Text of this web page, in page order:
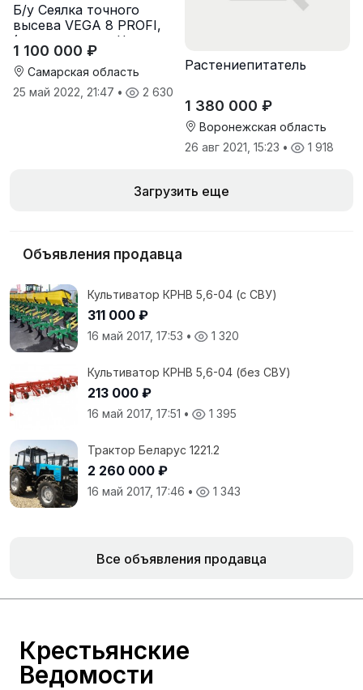
Б/у Сеялка точного
высева VEGA 8 PROFI,
(производство Червона
Зирка), 2016 г, в
отличном состоянии
1 100 000 ₽
Самарская область
25 май 2022, 21:47 • 2 630
Растениепитатель
1 380 000 ₽
Воронежская область
26 авг 2021, 15:23 • 1 918
Загрузить еще
Объявления продавца
Культиватор КРНВ 5,6-04 (с СВУ)
311 000 ₽
16 май 2017, 17:53 • 1 320
Культиватор КРНВ 5,6-04 (без СВУ)
213 000 ₽
16 май 2017, 17:51 • 1 395
Трактор Беларус 1221.2
2 260 000 ₽
16 май 2017, 17:46 • 1 343
Все объявления продавца
Крестьянские
Ведомости